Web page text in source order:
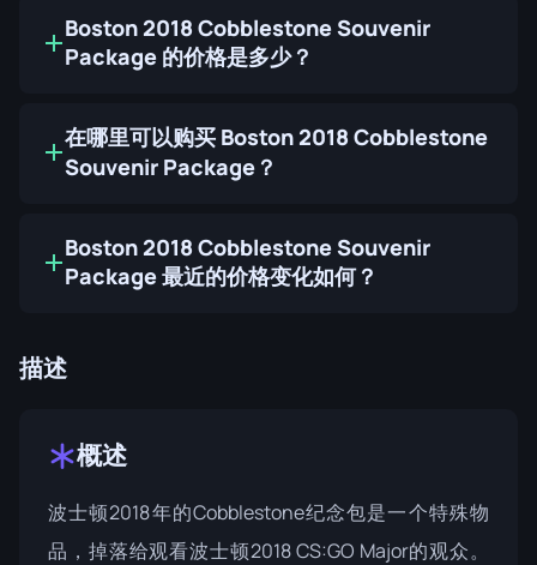
Boston 2018 Cobblestone Souvenir
Package 的价格是多少？
在哪里可以购买 Boston 2018 Cobblestone
Souvenir Package？
Boston 2018 Cobblestone Souvenir
Package 最近的价格变化如何？
描述
概述
波士顿2018年的Cobblestone纪念包是一个特殊物
品，掉落给观看波士顿2018 CS:GO Major的观众。